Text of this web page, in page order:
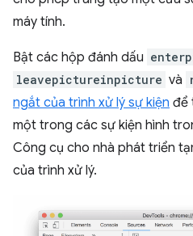
máy tính.
Bật các hộp đánh dấu
leavepictureinpicture và
ngắt của trình xử lý sự kiện để
một trong các sự kiện hình
Công cụ cho nhà phát triển
của trình xử lý.